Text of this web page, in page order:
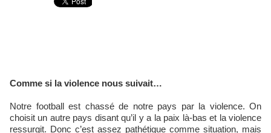
Comme si la violence nous suivait…
Notre football est chassé de notre pays par la violence. On
choisit un autre pays disant qu’il y a la paix là-bas et la violence
ressurgit. Donc c’est assez pathétique comme situation, mais